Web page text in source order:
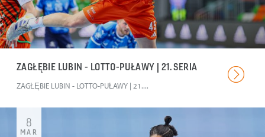
ZAGŁĘBIE LUBIN - LOTTO-PUŁAWY | 21. SERIA
ZAGŁĘBIE LUBIN - LOTTO-PUŁAWY | 21....
8
MAR